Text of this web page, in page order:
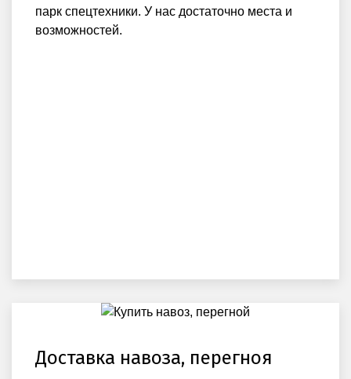
парк спецтехники. У нас достаточно места и
возможностей.
Доставка навоза, перегноя